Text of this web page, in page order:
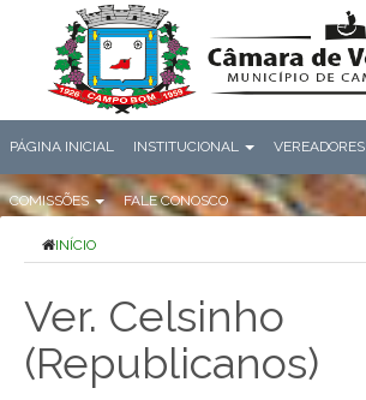
PÁGINA INICIAL INSTITUCIONAL VEREADORES
COMISSÕES FALE CONOSCO
INÍCIO
Ver. Celsinho
(Republicanos)